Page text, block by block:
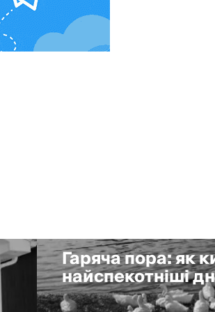
Гаряча пора: як
найспекотніші